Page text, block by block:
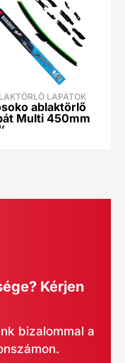
LAPÁTOK
ablaktörlő
Multi 450mm
Kérjen
bizalommal a